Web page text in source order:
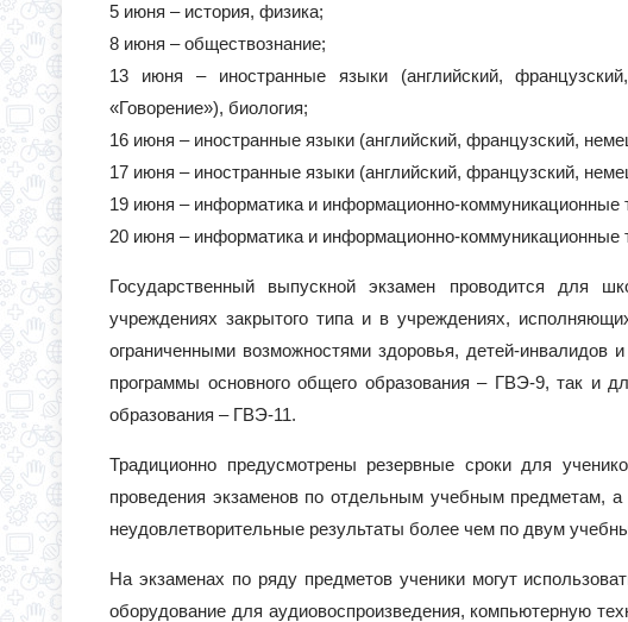
5 июня – история, физика;
8 июня – обществознание;
13 июня – иностранные языки (английский,
«Говорение»), биология;
16 июня – иностранные языки (английский, французский,
17 июня – иностранные языки (английский, французский,
19 июня – информатика и информационно-коммуникационные
20 июня – информатика и информационно-коммуникационные
Государственный выпускной экзамен проводится для
учреждениях закрытого типа и в учреждениях,
ограниченными возможностями здоровья, детей-
программы основного общего образования – ГВЭ-9, так и
образования – ГВЭ-11.
Традиционно предусмотрены резервные сроки для
проведения экзаменов по отдельным учебным
неудовлетворительные результаты более чем по двум
На экзаменах по ряду предметов ученики могут
оборудование для аудиовоспроизведения, компьютерную